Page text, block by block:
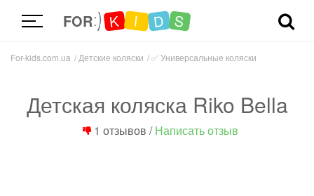
FOR K I D S
For-kids.com.ua Детские коляски ✅Универсальные коляски
Детская коляска Riko Bella
1 отзывов /Написать отзыв